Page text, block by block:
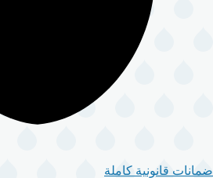
ضمانات قانونية كاملة